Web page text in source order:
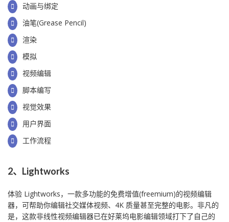
动画与绑定
油笔(Grease Pencil)
渲染
模拟
视频编辑
脚本编写
视觉效果
用户界面
工作流程
2、Lightworks
体验 Lightworks，一款多功能的免费增值(freemium)的视频编辑
器，可帮助你编辑社交媒体视频、4K 质量甚至完整的电影。非凡的
是，这款非线性视频编辑器已在好莱坞电影编辑领域打下了自己的